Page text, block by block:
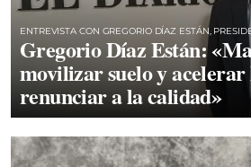
ENTREVISTA CON GREGORIO DÍAZ ESTÁN,
MADRID
Gregorio Díaz Están:
movilizar suelo y
renunciar a la calidad»